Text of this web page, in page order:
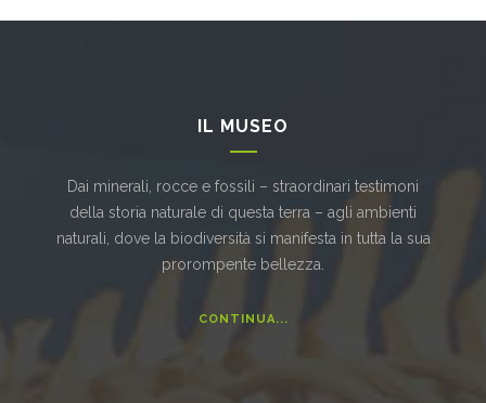
IL MUSEO
Dai minerali, rocce e fossili – straordinari testimoni
della storia naturale di questa terra – agli ambienti
naturali, dove la biodiversità si manifesta in tutta la sua
prorompente bellezza.
CONTINUA...